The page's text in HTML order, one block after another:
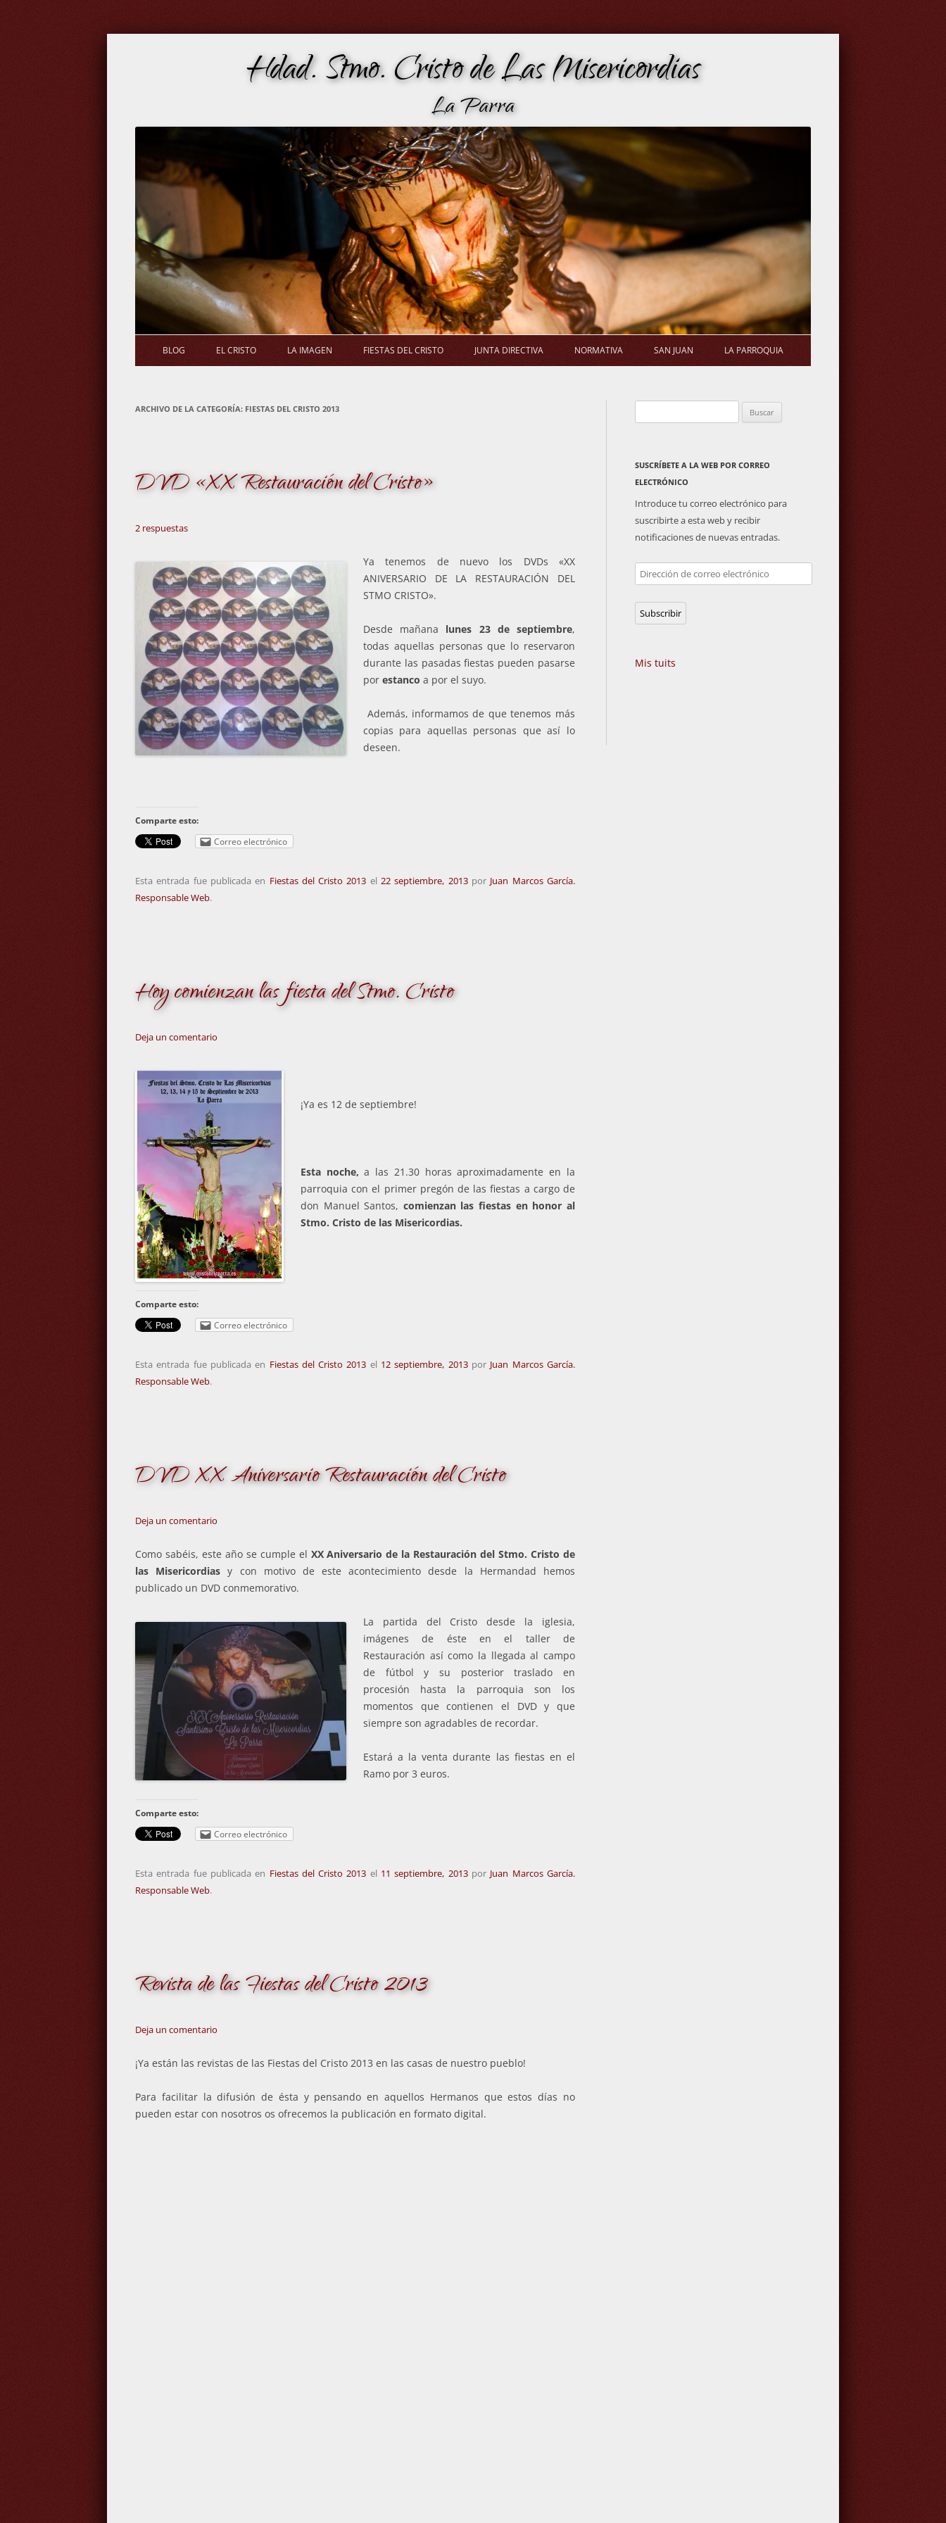
Hdad. Stmo. Cristo de Las Misericordias
La Parra
Saltar
al
contenido
BLOG EL CRISTO LA IMAGEN FIESTAS DEL CRISTO JUNTA DIRECTIVA NORMATIVA
GENERAL
SAN JUAN
PLAZA DE TOROS
LA PARROQUIA
ACTIVIDADES PARROQUIALES
ARCHIVO DE LA CATEGORÍA: FIESTAS DEL CRISTO 2013
DVD «XX Restauración del Cristo»
2 respuestas
Ya tenemos de nuevo los DVDs «XX
ANIVERSARIO DE LA RESTAURACIÓN DEL
STMO CRISTO».
Desde mañana lunes 23 de septiembre,
todas aquellas personas que lo reservaron
durante las pasadas fiestas pueden pasarse
por estanco a por el suyo.
Además, informamos de que tenemos más
copias para aquellas personas que así lo
deseen.
Comparte esto:
Correo electrónico
Esta entrada fue publicada en Fiestas del Cristo 2013 el22 septiembre, 2013por Juan Marcos García.
Responsable Web.
Hoy comienzan las fiesta del Stmo. Cristo
Deja un comentario
¡Ya es 12 de septiembre!
Esta noche, a las 21.30 horas aproximadamente en la
parroquia con el primer pregón de las fiestas a cargo de
don Manuel Santos, comienzan las fiestas en honor al
Stmo. Cristo de las Misericordias.
Comparte esto:
Correo electrónico
Esta entrada fue publicada en Fiestas del Cristo 2013 el 12 septiembre, 2013por Juan Marcos García.
Responsable Web.
DVD XX Aniversario Restauración del Cristo
Deja un comentario
Como sabéis, este año se cumple el XX Aniversario de la Restauración del Stmo. Cristo de
las Misericordias y con motivo de este acontecimiento desde la Hermandad hemos
publicado un DVD conmemorativo.
La partida del Cristo desde la iglesia,
imágenes de éste en el taller de
Restauración así como la llegada al campo
de fútbol y su posterior traslado en
procesión hasta la parroquia son los
momentos que contienen el DVD y que
siempre son agradables de recordar.
Estará a la venta durante las fiestas en el
Ramo por 3 euros.
Comparte esto:
Correo electrónico
Esta entrada fue publicada en Fiestas del Cristo 2013 el 11 septiembre, 2013por Juan Marcos García.
Responsable Web.
Revista de las Fiestas del Cristo 2013
Deja un comentario
¡Ya están las revistas de las Fiestas del Cristo 2013 en las casas de nuestro pueblo!
Para facilitar la difusión de ésta y pensando en aquellos Hermanos que estos días no
pueden estar con nosotros os ofrecemos la publicación en formato digital.
SUSCRÍBETE A LA WEB POR CORREO
ELECTRÓNICO
Introduce tu correo electrónico para
suscribirte a esta web y recibir
notificaciones de nuevas entradas.
Dirección
de
correo
electrónico
Subscribir
Mis tuits